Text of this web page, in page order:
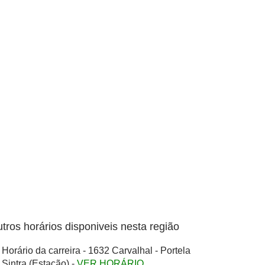
horários disponiveis nesta região
Horário da carreira - 1632 Carvalhal - Portela